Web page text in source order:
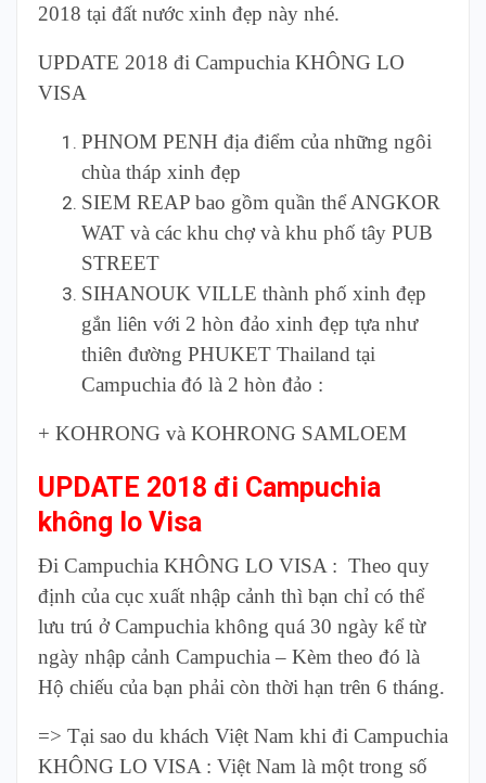
2018 tại đất nước xinh đẹp này nhé.
UPDATE 2018 đi Campuchia KHÔNG LO
VISA
PHNOM PENH địa điểm của những ngôi
chùa tháp xinh đẹp
SIEM REAP bao gồm quần thể ANGKOR
WAT và các khu chợ và khu phố tây PUB
STREET
SIHANOUK VILLE thành phố xinh đẹp
gắn liên với 2 hòn đảo xinh đẹp tựa như
thiên đường PHUKET Thailand tại
Campuchia đó là 2 hòn đảo :
+ KOHRONG và KOHRONG SAMLOEM
UPDATE 2018 đi Campuchia
không lo Visa
Đi Campuchia KHÔNG LO VISA : Theo quy
định của cục xuất nhập cảnh thì bạn chỉ có thể
lưu trú ở Campuchia không quá 30 ngày kể từ
ngày nhập cảnh Campuchia – Kèm theo đó là
Hộ chiếu của bạn phải còn thời hạn trên 6 tháng.
=> Tại sao du khách Việt Nam khi đi Campuchia
KHÔNG LO VISA : Việt Nam là một trong số